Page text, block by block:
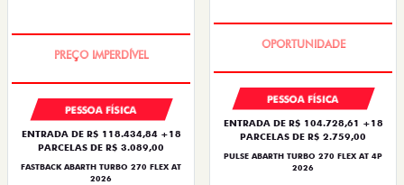
PESSOA FÍSICA
ENTRADA DE R$ 118.434,84 +18
PARCELAS DE R$ 3.089,00
FASTBACK ABARTH TURBO 270 FLEX AT
2026
PESSOA FÍSICA
ENTRADA DE R$ 104.728,61 +18
PARCELAS DE R$ 2.759,00
PULSE ABARTH TURBO 270 FLEX AT 4P
2026